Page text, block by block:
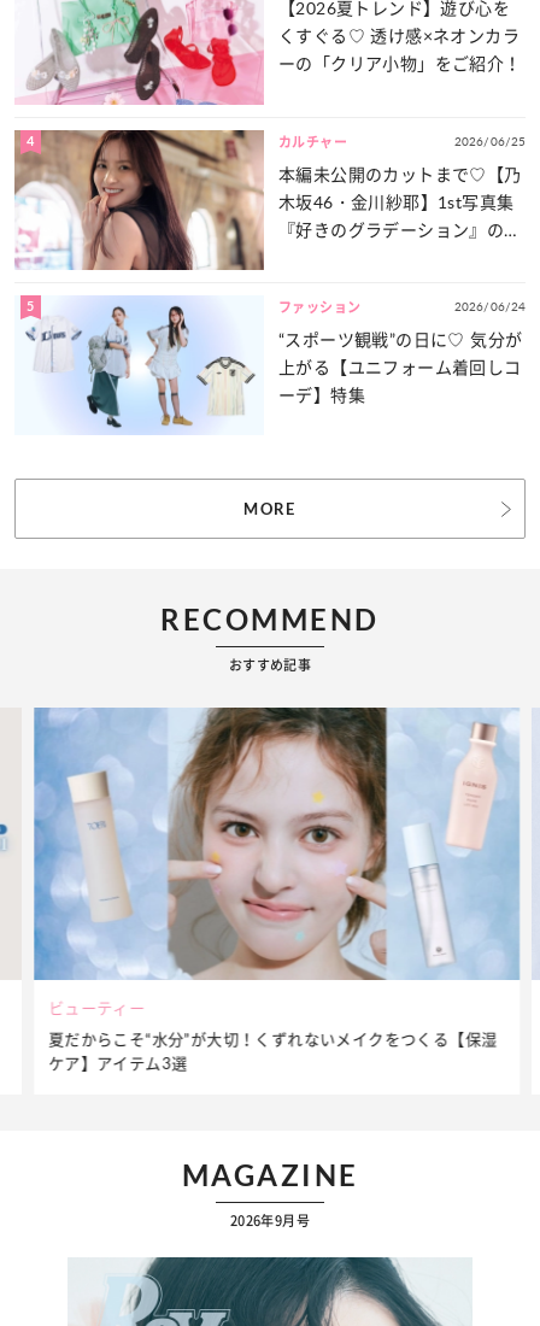
【2026夏トレンド】遊び心を
くすぐる♡ 透け感×ネオンカラ
ーの「クリア小物」をご紹介！
4 カルチャー 2026/06/25
本編未公開のカットまで♡【乃
木坂46・金川紗耶】1st写真集
『好きのグラデーション』の魅
5 ファッション 2026/06/24
“スポーツ観戦”の日に♡ 気分が
上がる【ユニフォーム着回しコ
ーデ】特集
MORE
RECOMMEND
おすすめ記事
ビューティー
夏だからこそ“水分”が大切！くずれないメイクをつくる【保湿
ケア】アイテム3選
MAGAZINE
2026年9月号